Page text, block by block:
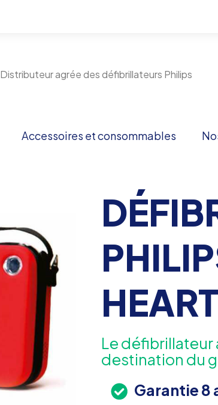
Distributeur agrée des défibrillateurs Philips
Accessoires et consommables
Le défibrillateur
destination du
Garantie 8